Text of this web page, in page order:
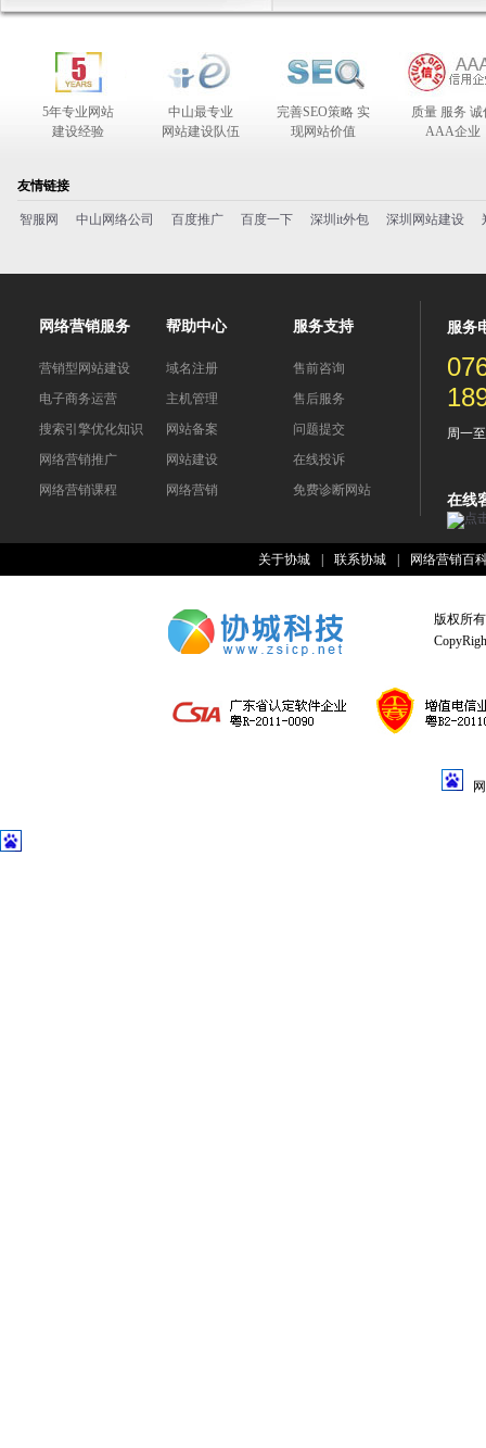
5年专业网站
建设经验
中山最专业
网站建设队伍
完善SEO策略 实
现网站价值
质量 服务 诚
AAA企业
友情链接
智服网 中山网络公司 百度推广 百度一下 深圳it外包 深圳网站建设
网络营销服务
营销型网站建设
电子商务运营
搜索引擎优化知识
网络营销推广
网络营销课程
帮助中心
域名注册
主机管理
网站备案
网站建设
网络营销
服务支持
售前咨询
售后服务
问题提交
在线投诉
免费诊断网站
服务
周一
在线
关于协城 联系协城 网络营销百
版权所